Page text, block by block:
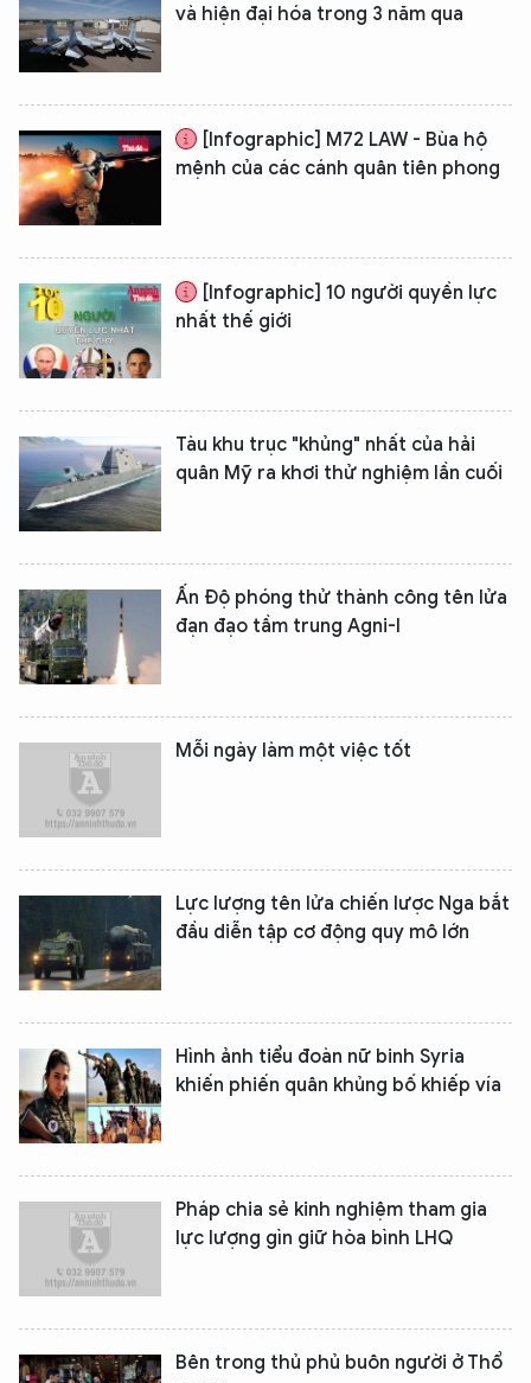
và hiện đại hóa trong 3 năm qua
[Infographic] M72 LAW - Bùa hộ
mệnh của các cánh quân tiên phong
[Infographic] 10 người quyền lực
nhất thế giới
Tàu khu trục "khủng" nhất của hải
quân Mỹ ra khơi thử nghiệm lần cuối
Ấn Độ phóng thử thành công tên lửa
đạn đạo tầm trung Agni-I
Mỗi ngày làm một việc tốt
Lực lượng tên lửa chiến lược Nga bắt
đầu diễn tập cơ động quy mô lớn
Hình ảnh tiểu đoàn nữ binh Syria
khiến phiến quân khủng bố khiếp vía
Pháp chia sẻ kinh nghiệm tham gia
lực lượng gìn giữ hòa bình LHQ
Bên trong thủ phủ buôn người ở Thổ
XIN CHÀO,
TÔI LÀ CHATBOT CỦA
Hãy hỏi tôi bất kỳ điều gì bạn cần biết về
An Ninh Thủ Đô nhé. Tôi sẵn sàng hỗ trợ!